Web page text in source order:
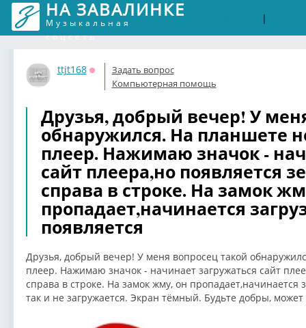
НА ЗАВАЛИНКЕ
Музыкальная
соцсеть
|
ttjt168
Оффлайн
Задать вопрос
Компьютерная помощь
Друзья, добрый вечер! У
обнаружился. На планшете
плеер. Нажимаю значок -
сайт плеера,но появляется
справа в строке. На замок
пропадает,начинается
появляется
Друзья, добрый вечер! У меня вопросец такой
плеер. Нажимаю значок - начинает загружаться сайт
справа в строке. На замок жму, он пропадает,начинается
так и не загружается. Экран тёмный. Будьте добры, может